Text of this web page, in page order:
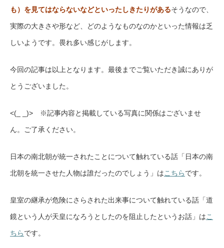
も）を見てはならないなどといったしきたりがあるそうなので、
実際の大きさや形など、どのようなものなのかといった情報は乏
しいようです。畏れ多い感じがします。
今回の記事は以上となります。最後までご覧いただき誠にありが
とうございました。
<(_ _)> ※記事内容と掲載している写真に関係はございませ
ん。ご了承ください。
日本の南北朝が統一されたことについて触れている話「日本の南
北朝を統一させた人物は誰だったのでしょう」はこちらです。
皇室の継承が危険にさらされた出来事について触れている話「道
鏡という人が天皇になろうとしたのを阻止したというお話」はこ
ちらです。